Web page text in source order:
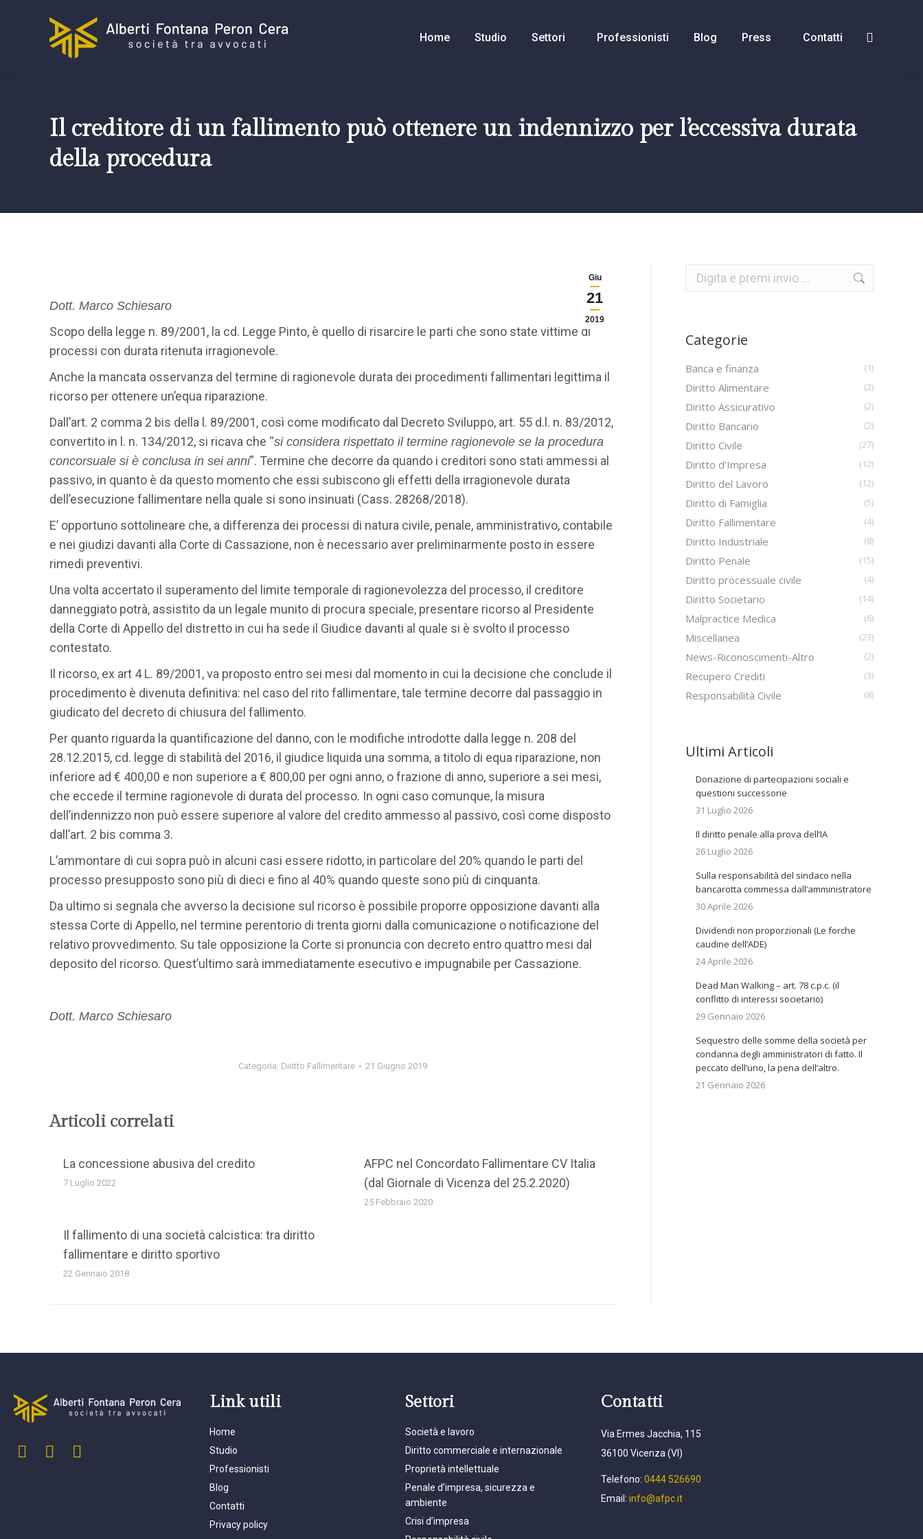
Home Studio Settori Professionisti Blog Press Contatti
Il creditore di un fallimento può ottenere un indennizzo per l’eccessiva durata
della procedura
Giu
21
2019
Dott. Marco Schiesaro
Scopo della legge n. 89/2001, la cd. Legge Pinto, è quello di risarcire le parti che sono state vittime di
processi con durata ritenuta irragionevole.
Anche la mancata osservanza del termine di ragionevole durata dei procedimenti fallimentari legittima il
ricorso per ottenere un’equa riparazione.
Dall’art. 2 comma 2 bis della l. 89/2001, così come modificato dal Decreto Sviluppo, art. 55 d.l. n. 83/2012,
convertito in l. n. 134/2012, si ricava che “si considera rispettato il termine ragionevole se la procedura
concorsuale si è conclusa in sei anni”. Termine che decorre da quando i creditori sono stati ammessi al
passivo, in quanto è da questo momento che essi subiscono gli effetti della irragionevole durata
dell’esecuzione fallimentare nella quale si sono insinuati (Cass. 28268/2018).
E’ opportuno sottolineare che, a differenza dei processi di natura civile, penale, amministrativo, contabile
e nei giudizi davanti alla Corte di Cassazione, non è necessario aver preliminarmente posto in essere
rimedi preventivi.
Una volta accertato il superamento del limite temporale di ragionevolezza del processo, il creditore
danneggiato potrà, assistito da un legale munito di procura speciale, presentare ricorso al Presidente
della Corte di Appello del distretto in cui ha sede il Giudice davanti al quale si è svolto il processo
contestato.
Il ricorso, ex art 4 L. 89/2001, va proposto entro sei mesi dal momento in cui la decisione che conclude il
procedimento è divenuta definitiva: nel caso del rito fallimentare, tale termine decorre dal passaggio in
giudicato del decreto di chiusura del fallimento.
Per quanto riguarda la quantificazione del danno, con le modifiche introdotte dalla legge n. 208 del
28.12.2015, cd. legge di stabilità del 2016, il giudice liquida una somma, a titolo di equa riparazione, non
inferiore ad € 400,00 e non superiore a € 800,00 per ogni anno, o frazione di anno, superiore a sei mesi,
che eccede il termine ragionevole di durata del processo. In ogni caso comunque, la misura
dell’indennizzo non può essere superiore al valore del credito ammesso al passivo, così come disposto
dall’art. 2 bis comma 3.
L’ammontare di cui sopra può in alcuni casi essere ridotto, in particolare del 20% quando le parti del
processo presupposto sono più di dieci e fino al 40% quando queste sono più di cinquanta.
Da ultimo si segnala che avverso la decisione sul ricorso è possibile proporre opposizione davanti alla
stessa Corte di Appello, nel termine perentorio di trenta giorni dalla comunicazione o notificazione del
relativo provvedimento. Su tale opposizione la Corte si pronuncia con decreto entro quattro mesi dal
deposito del ricorso. Quest’ultimo sarà immediatamente esecutivo e impugnabile per Cassazione.
Dott. Marco Schiesaro
Categoria: Diritto Fallimentare 21 Giugno 2019
Articoli correlati
La concessione abusiva del credito
7 Luglio 2022
AFPC nel Concordato Fallimentare CV Italia
(dal Giornale di Vicenza del 25.2.2020)
25 Febbraio 2020
Il fallimento di una società calcistica: tra diritto
fallimentare e diritto sportivo
22 Gennaio 2018
Categorie
Banca e finanza (1)
Diritto Alimentare (2)
Diritto Assicurativo (2)
Diritto Bancario (2)
Diritto Civile (27)
Diritto d'Impresa (12)
Diritto del Lavoro (12)
Diritto di Famiglia (5)
Diritto Fallimentare (4)
Diritto Industriale (8)
Diritto Penale (15)
Diritto processuale civile (4)
Diritto Societario (14)
Malpractice Medica (6)
Miscellanea (23)
News-Riconoscimenti-Altro (2)
Recupero Crediti (3)
Responsabilità Civile (8)
Ultimi Articoli
Donazione di partecipazioni sociali e
questioni successorie
31 Luglio 2026
Il diritto penale alla prova dell’IA
26 Luglio 2026
Sulla responsabilità del sindaco nella
bancarotta commessa dall’amministratore
30 Aprile 2026
Dividendi non proporzionali (Le forche
caudine dell’ADE)
24 Aprile 2026
Dead Man Walking – art. 78 c.p.c. (il
conflitto di interessi societario)
29 Gennaio 2026
Sequestro delle somme della società per
condanna degli amministratori di fatto. Il
peccato dell’uno, la pena dell’altro.
21 Gennaio 2026
Link utili
Home
Studio
Professionisti
Blog
Contatti
Privacy policy
Settori
Società e lavoro
Diritto commerciale e internazionale
Proprietà intellettuale
Penale d’impresa, sicurezza e
ambiente
Crisi d’impresa
Contatti
Via Ermes Jacchia, 115
36100 Vicenza (VI)
Telefono: 0444 526690
Email: info@afpc.it